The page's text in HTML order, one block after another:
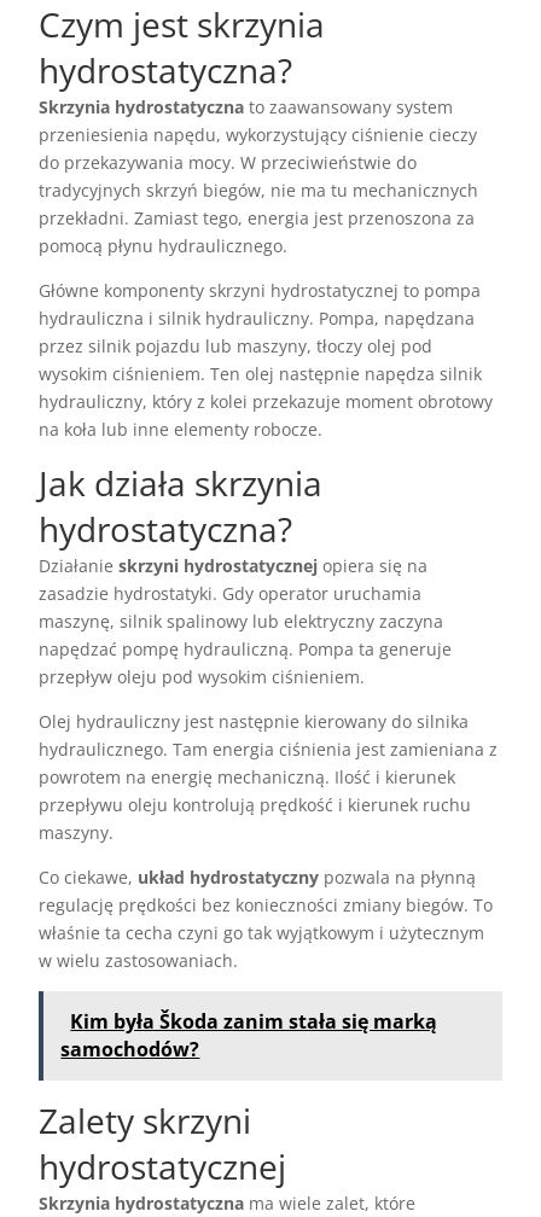
Czym jest skrzynia
hydrostatyczna?
Skrzynia hydrostatyczna to zaawansowany system
przeniesienia napędu, wykorzystujący ciśnienie cieczy
do przekazywania mocy. W przeciwieństwie do
tradycyjnych skrzyń biegów, nie ma tu mechanicznych
przekładni. Zamiast tego, energia jest przenoszona za
pomocą płynu hydraulicznego.
Główne komponenty skrzyni hydrostatycznej to pompa
hydrauliczna i silnik hydrauliczny. Pompa, napędzana
przez silnik pojazdu lub maszyny, tłoczy olej pod
wysokim ciśnieniem. Ten olej następnie napędza silnik
hydrauliczny, który z kolei przekazuje moment obrotowy
na koła lub inne elementy robocze.
Jak działa skrzynia
hydrostatyczna?
Działanieskrzyni hydrostatycznej opiera się na
zasadzie hydrostatyki. Gdy operator uruchamia
maszynę, silnik spalinowy lub elektryczny zaczyna
napędzać pompę hydrauliczną. Pompa ta generuje
przepływ oleju pod wysokim ciśnieniem.
Olej hydrauliczny jest następnie kierowany do silnika
hydraulicznego. Tam energia ciśnienia jest zamieniana z
powrotem na energię mechaniczną. Ilość i kierunek
przepływu oleju kontrolują prędkość i kierunek ruchu
maszyny.
Co ciekawe, układ hydrostatyczny pozwala na płynną
regulację prędkości bez konieczności zmiany biegów. To
właśnie ta cecha czyni go tak wyjątkowym i użytecznym
w wielu zastosowaniach.
Kim była Škoda zanim stała się marką
samochodów?
Zalety skrzyni
hydrostatycznej
Skrzynia hydrostatyczna ma wiele zalet, które